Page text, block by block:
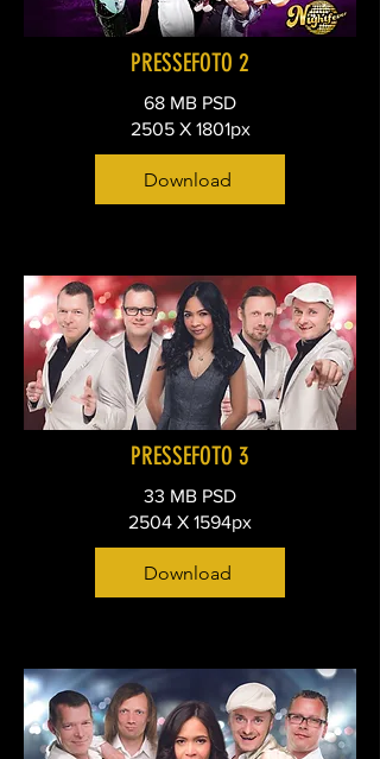
PRESSEFOTO 2
68 MB PSD
2505 X 1801px
Download
PRESSEFOTO 3
33 MB PSD
2504 X 1594px
Download